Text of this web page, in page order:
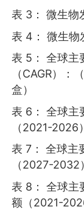
表 3： 微生物
表 4： 微生物
表 5： 全球主
（CAGR）
盒）
表 6： 全球主
（2021-2026
表 7： 全球主
（2027-2032
表 8： 全球主
额（2021-